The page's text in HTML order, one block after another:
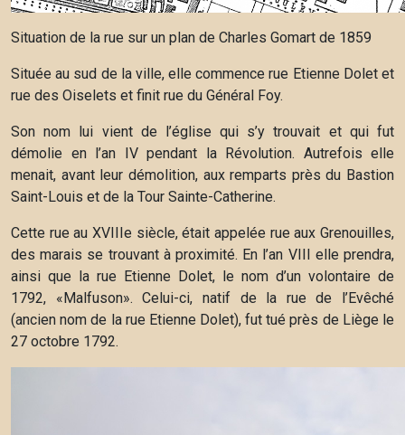
Situation de la rue sur un plan de Charles Gomart de 1859
Située au sud de la ville, elle commence rue Etienne Dolet et
rue des Oiselets et finit rue du Général Foy.
Son nom lui vient de l’église qui s’y trouvait et qui fut
démolie en l’an IV pendant la Révolution. Autrefois elle
menait, avant leur démolition, aux remparts près du Bastion
Saint-Louis et de la Tour Sainte-Catherine.
Cette rue au XVIIIe siècle, était appelée rue aux Grenouilles,
des marais se trouvant à proximité. En l’an VIII elle prendra,
ainsi que la rue Etienne Dolet, le nom d’un volontaire de
1792, «Malfuson». Celui-ci, natif de la rue de l’Evêché
(ancien nom de la rue Etienne Dolet), fut tué près de Liège le
27 octobre 1792.